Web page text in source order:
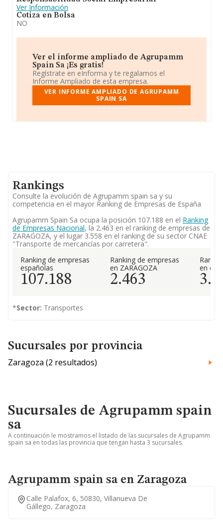
Ver Información
Cotiza en Bolsa
NO
Ver el informe ampliado de Agrupamm
Spain Sa ¡Es gratis!
Regístrate en eInforma y te regalamos el
Informe Ampliado de esta empresa.
VER INFORME AMPLIADO DE AGRUPAMM
SPAIN SA
Rankings
Consulte la evolución de Agrupamm spain sa y su
competencia en el mayor Ranking de Empresas de España
Agrupamm Spain Sa ocupa la posición 107.188 en el Ranking
de Empresas Nacional, la 2.463 en el ranking de empresas de
ZARAGOZA, y el lugar 3.558 en el ranking de su sector CNAE
"Transporte de mercancías por carretera".
Ranking de empresas
españolas
107.188
Ranking de empresas
en ZARAGOZA
2.463
en el
*Sector: Transportes
Sucursales por provincia
Zaragoza (2 resultados)
Sucursales de Agrupamm spain
sa
A continuación le mostramos el listado de las sucursales de Agrupamm
spain sa en todas las provincia que tengan hasta 3 sucursales.
Agrupamm spain sa en Zaragoza
Calle Palafox, 6, 50830, Villanueva De
Gállego, Zaragoza